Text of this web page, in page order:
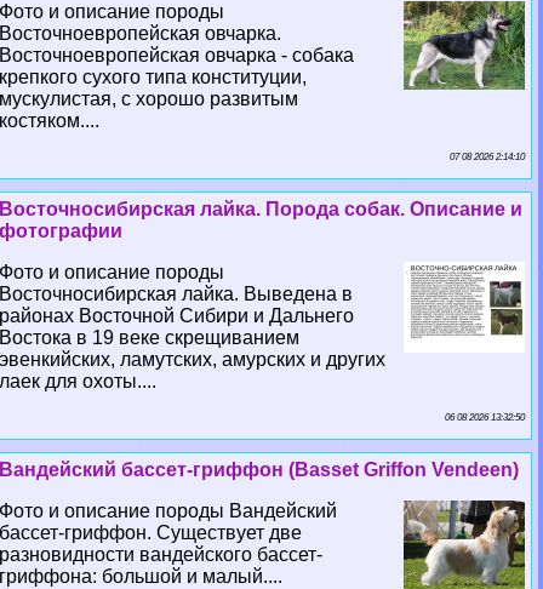
Фото и описание породы
Восточноевропейская овчарка.
Восточноевропейская овчарка - собака
крепкого сухого типа конституции,
мускулистая, с хорошо развитым
костяком....
07 08 2026 2:14:10
Восточносибирская лайка. Порода собак. Описание и
фотографии
Фото и описание породы
Восточносибирская лайка. Выведена в
районах Восточной Сибири и Дальнего
Востока в 19 веке скрещиванием
эвенкийских, ламутских, амурских и других
лаек для охоты....
06 08 2026 13:32:50
Вандейский бассет-гриффон (Basset Griffon Vendeen)
Фото и описание породы Вандейский
бассет-гриффон. Существует две
разновидности вандейского бассет-
гриффона: большой и малый....